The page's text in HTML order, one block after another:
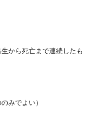
から死亡まで連続したも
みでよい）